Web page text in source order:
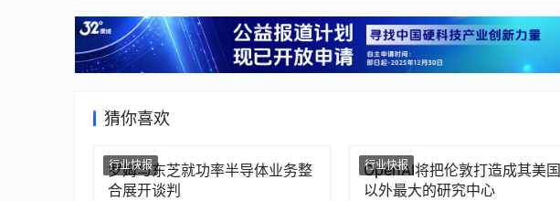
猜你喜欢
行业快报
罗姆与东芝就功率半导体业务整
合展开谈判
行业快报
OpenAI将把伦敦打造成其美国
以外最大的研究中心